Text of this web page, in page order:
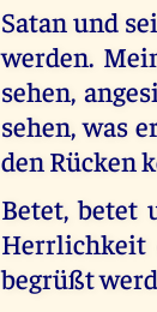
Satan und
werden.
sehen,
sehen, was
den Rücken
Betet, betet
Herrlichkeit
begrüßt